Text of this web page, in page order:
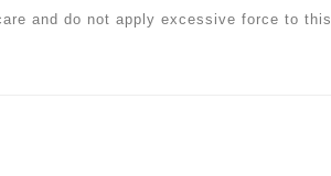
and do not apply excessive force to this